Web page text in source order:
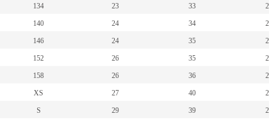
134 23 33
140 24 34
146 24 35
152 26 35
158 26 36
XS 27 40
S 29 39